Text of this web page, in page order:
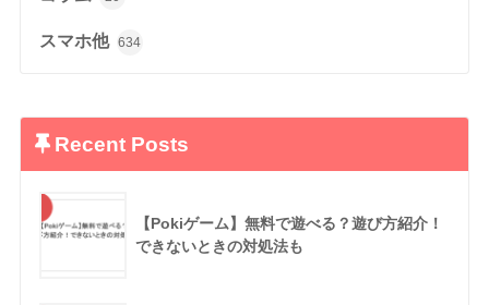
スマホ他 634
Recent Posts
【Pokiゲーム】無料で遊べる？遊び方紹介！
できないときの対処法も